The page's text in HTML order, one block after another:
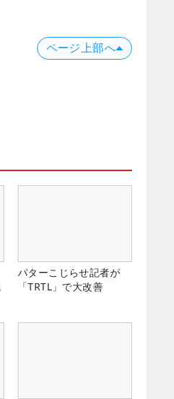
ページ上部へ
パターこじらせ記者が
「TRTL」で大改善